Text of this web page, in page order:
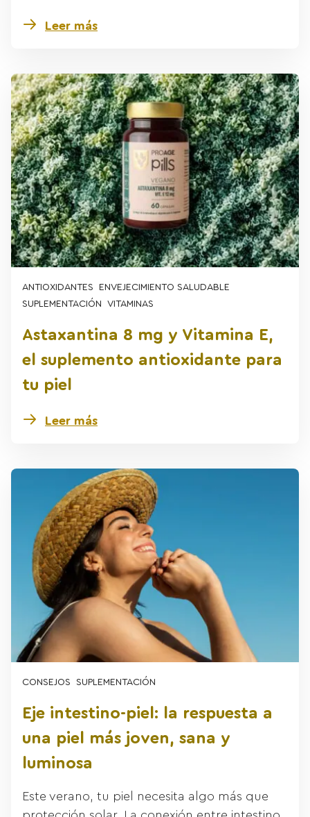
Leer más
ANTIOXIDANTES
ENVEJECIMIENTO SALUDABLE
SUPLEMENTACIÓN
VITAMINAS
Astaxantina 8 mg y Vitamina E,
el suplemento antioxidante para
tu piel
Leer más
CONSEJOS SUPLEMENTACIÓN
Eje intestino-piel: la respuesta a
una piel más joven, sana y
luminosa
Este verano, tu piel necesita algo más que